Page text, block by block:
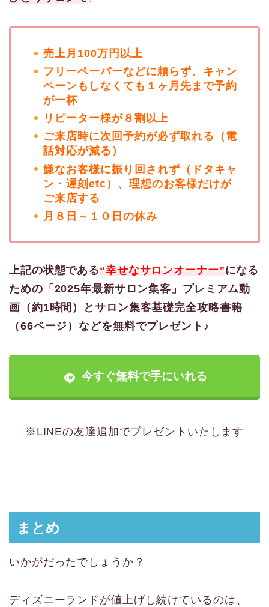
売上月100万円以上
フリーペーパーなどに頼らず、キャン
ペーンもしなくても１ヶ月先まで予約
が一杯
リピーター様が８割以上
ご来店時に次回予約が必ず取れる（電
話対応が減る）
嫌なお客様に振り回されず（ドタキャ
ン・遅刻etc）、理想のお客様だけが
ご来店する
月８日～１０日の休み
上記の状態である“幸せなサロンオーナー”になる
ための「2025年最新サロン集客」プレミアム動
画（約1時間）とサロン集客基礎完全攻略書籍
（66ページ）などを無料でプレゼント♪
今すぐ無料で手にいれる
※LINEの友達追加でプレゼントいたします
まとめ
いかがだったでしょうか？
ディズニーランドが値上げし続けているのは、